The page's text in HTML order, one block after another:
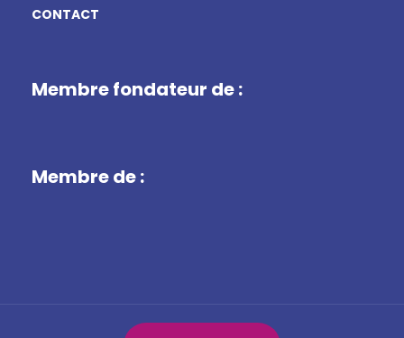
CONTACT
Membre fondateur de :
Membre de :